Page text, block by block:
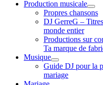
Production musicale
Propres chansons
DJ GerreG –
monde entier
Productions sur
Ta marque de
Musique
Guide DJ pour la
mariage